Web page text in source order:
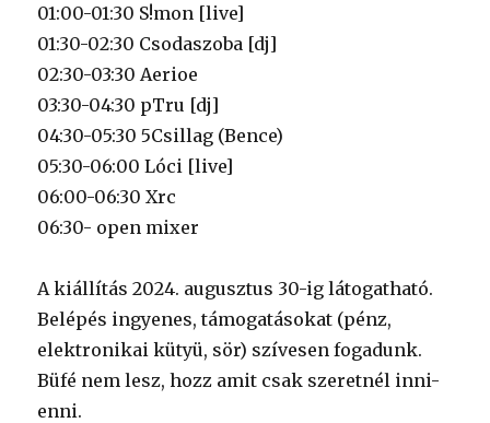
01:00-01:30 S!mon [live]
01:30-02:30 Csodaszoba [dj]
02:30-03:30 Aerioe
03:30-04:30 pTru [dj]
04:30-05:30 5Csillag (Bence)
05:30-06:00 Lóci [live]
06:00-06:30 Xrc
06:30- open mixer
A kiállítás 2024. augusztus 30-ig látogatható.
Belépés ingyenes, támogatásokat (pénz,
elektronikai kütyü, sör) szívesen fogadunk.
Büfé nem lesz, hozz amit csak szeretnél inni-
enni.